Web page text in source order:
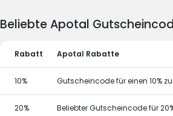
Beliebte Apotal
Rabatt Apotal Rabatte
10% Gutscheincode für einen 10%
20% Beliebter Gutscheincode für